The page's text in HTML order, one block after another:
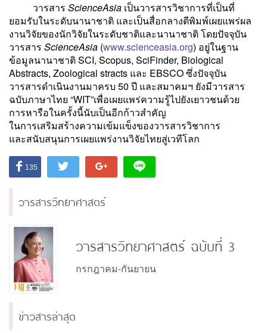
วารสาร ScienceAsia เป็นวารสารวิชาการที่เป็นที่
ยอมรับในระดับนานาชาติ และเป็นสื่อกลางตีพิมพ์เผยแพร่ผล
งานวิจัยของนักวิจัยในระดับชาติและนานาชาติ โดยปัจจุบัน
วารสาร ScienceAsia (www.scienceasia.org) อยู่ในฐาน
ข้อมูลนานาชาติ SCI, Scopus, SciFinder, Biological
Abstracts, Zoological stracts และ EBSCO ซึ่งปัจจุบัน
วารสารดำเนินงานมาครบ 50 ปี และสมาคมฯ ยังมีวารสาร
ฉบับภาษาไทย “WIT”เพื่อเผยแพร่ความรู้ไปยังเยาวชนด้วย
การหารือในครั้งนี้นับเป็นอีกก้าวสำคัญ
ในการเสริมสร้างความเข้มแข็งของวารสารวิชาการ
และสนับสนุนการเผยแพร่งานวิจัยไทยสู่เวทีโลก
135
วารสารวิทยาศาสตร์
วารสารวิทยาศาสตร์ ฉบับที่ 3
กรกฎาคม-กันยายน
ข่าวสารล่าสุด